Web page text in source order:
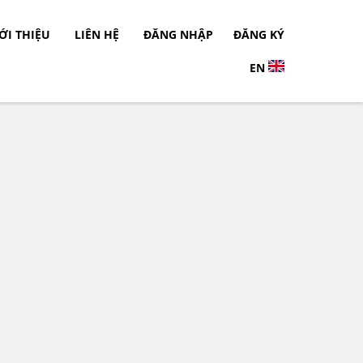
THIỆU LIÊN HỆ ĐĂNG NHẬP ĐĂNG KÝ
EN